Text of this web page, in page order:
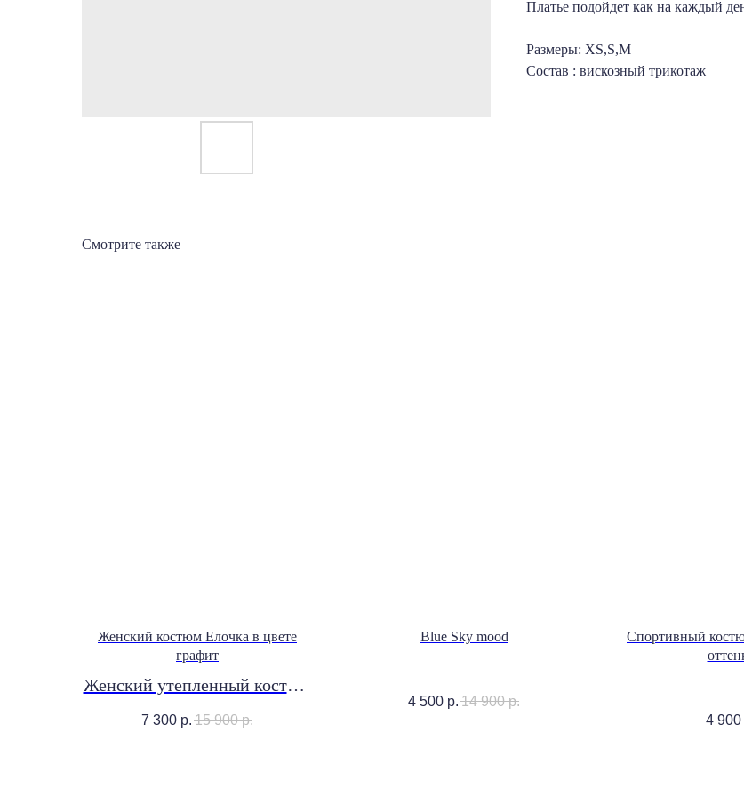
Платье подойдет как на каждый
Размеры: XS,S,M
Состав : вискозный трикотаж
Смотрите также
Женский костюм Елочка в цвете
графит
Женский утепленный костюм
Елочка в цвете графит для
7 300 р. 15 900 р.
Blue Sky mood
4 500 р. 14 900 р.
Спортивный
4 900